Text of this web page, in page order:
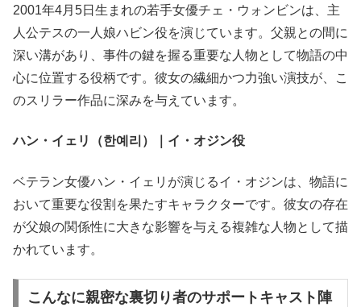
2001年4月5日生まれの若手女優チェ・ウォンビンは、主
人公テスの一人娘ハビン役を演じています。父親との間に
深い溝があり、事件の鍵を握る重要な人物として物語の中
心に位置する役柄です。彼女の繊細かつ力強い演技が、こ
のスリラー作品に深みを与えています。
ハン・イェリ（한예리）｜イ・オジン役
ベテラン女優ハン・イェリが演じるイ・オジンは、物語に
おいて重要な役割を果たすキャラクターです。彼女の存在
が父娘の関係性に大きな影響を与える複雑な人物として描
かれています。
こんなに親密な裏切り者のサポートキャスト陣